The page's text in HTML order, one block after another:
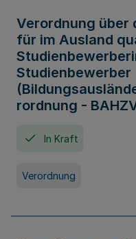
Verordnung über
für im Ausland
Studienbewerber
rordnung -
In Kraft
Verordnung